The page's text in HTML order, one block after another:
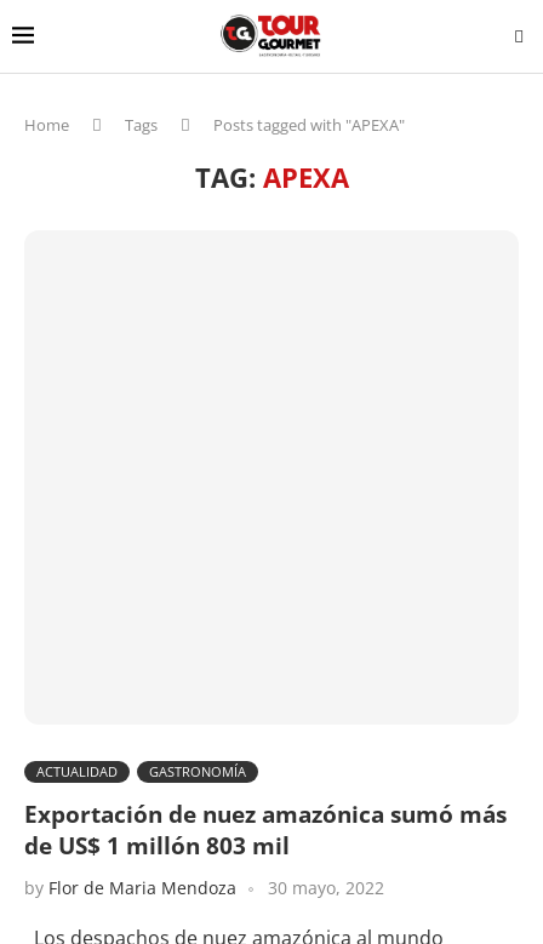
Home Tags Posts tagged with "APEXA"
TAG: APEXA
ACTUALIDAD GASTRONOMÍA
Exportación de nuez amazónica sumó más
de US$ 1 millón 803 mil
by Flor de Maria Mendoza 30 mayo, 2022
Los despachos de nuez amazónica al mundo